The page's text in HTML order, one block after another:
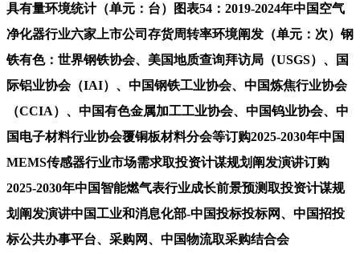
具有量环境统计（单元：台）图表54：2019-2024年中国空气
净化器行业六家上市公司存货周转率环境阐发（单元：次）钢
铁有色：世界钢铁协会、美国地质查询拜访局（USGS）、国
际铝业协会（IAI）、中国钢铁工业协会、中国炼焦行业协会
（CCIA）、中国有色金属加工工业协会、中国钨业协会、中
国电子材料行业协会覆铜板材料分会等订购2025-2030年中国
MEMS传感器行业市场需求取投资计谋规划阐发演讲订购
2025-2030年中国智能燃气表行业成长前景预测取投资计谋规
划阐发演讲中国工业和消息化部-中国投标投标网、中国招投
标公共办事平台、采购网、中国物流取采购结合会